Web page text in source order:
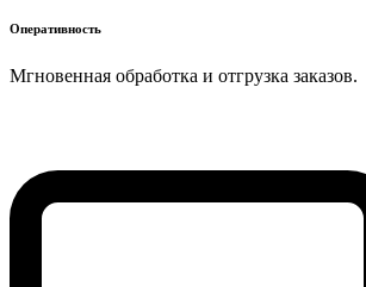
Оперативность
Мгновенная обработка и отгрузка заказов.